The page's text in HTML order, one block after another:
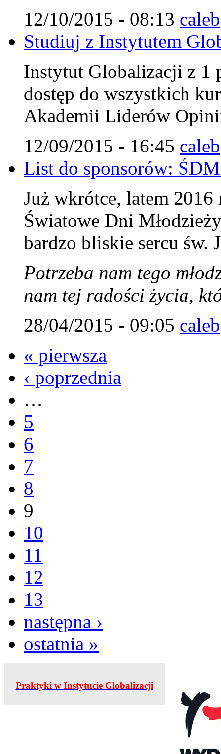
12/10/2015 - 08:13 caleb
Studiuj z Instytutem
Instytut Globalizacji z 1
dostęp do wszystkich
Akademii Liderów
12/09/2015 - 16:45 caleb
List do sponsorów:
Już wkrótce, latem
Światowe Dni
bardzo bliskie sercu św.
Potrzeba nam tego
nam tej radości życia,
28/04/2015 - 09:05 caleb
« pierwsza
‹ poprzednia
…
5
6
7
8
9
10
11
12
13
następna ›
ostatnia »
Praktyki w Instytucie Globalizacji